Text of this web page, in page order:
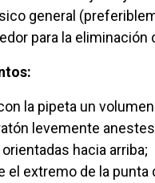
general
para la
la pipeta un
levemente
hacia arriba;
el extremo de la